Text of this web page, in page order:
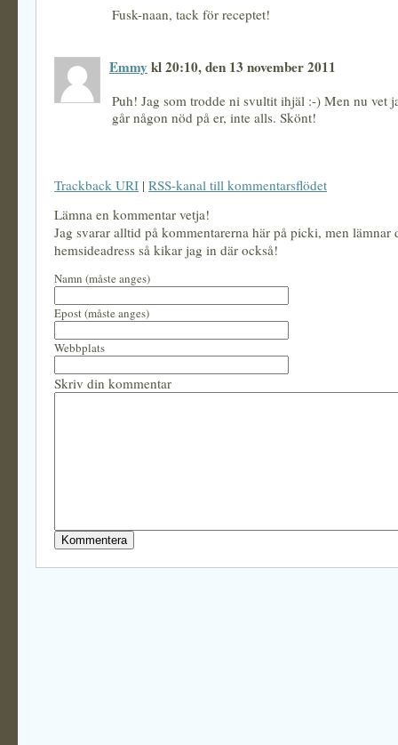
Fusk-naan, tack för receptet!
Emmy kl 20:10, den 13 november 2011
Puh! Jag som trodde ni svultit ihjäl :-) Men nu vet
går någon nöd på er, inte alls. Skönt!
Trackback URI | RSS-kanal till kommentarsflödet
Lämna en kommentar vetja!
Jag svarar alltid på kommentarerna här på picki, men lämnar
hemsideadress så kikar jag in där också!
Namn (måste anges)
Epost (måste anges)
Webbplats
Skriv din kommentar